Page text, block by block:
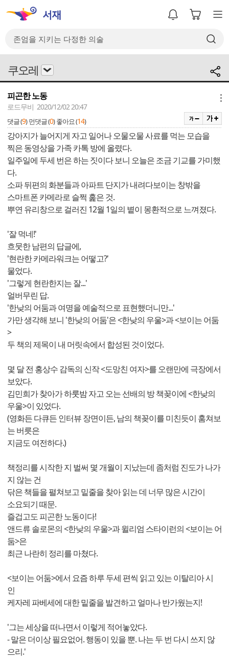
쿠오레
피곤한 노동
로드무비 2020/12/02 20:47
댓글 (9) 먼댓글 (0) 좋아요 (14)
강아지가 늘어지게 자고 일어나 오물오물 사료를 먹는 모습을
찍은 동영상을 가족 카톡 방에 올렸다.
일주일에 두세 번은 하는 짓이다 보니 오늘은 조금 기교를 가미했
다.
소파 뒤편의 화분들과 아파트 단지가 내려다보이는 창밖을
스마트폰 카메라로 슬쩍 훑은 것.
뿌연 유리창으로 걸러진 12월 1일의 볕이 몽환적으로 느껴졌다.
'잘 먹네!'
흐뭇한 남편의 답글에,
'현란한 카메라워크는 어떻고?'
물었다.
'그렇게 현란한지는 잘...'
얼버무린 답.
'한낮의 어둠과 여명을 예술적으로 표현했더니만...'
가만 생각해 보니 '한낮의 어둠'은 <한낮의 우울>과 <보이는 어둠
>
두 책의 제목이 내 머릿속에서 합성된 것이었다.
몇 달 전 홍상수 감독의 신작 <도망친 여자>를 오랜만에 극장에서
보았다.
김민희가 찾아가 하룻밤 자고 오는 선배의 방 책꽂이에 <한낮의
우울>이 있었다.
(영화든 다큐든 인터뷰 장면이든, 남의 책꽂이를 미친듯이 훔쳐보
는 버릇은
지금도 여전하다.)
책정리를 시작한 지 벌써 몇 개월이 지났는데 좀처럼 진도가 나가
지 않는 건
닦은 책들을 펼쳐보고 밑줄을 찾아 읽는 데 너무 많은 시간이
소요되기 때문.
즐겁고도 피곤한 노동이다!
앤드류 솔로몬의 <한낮의 우울>과 윌리엄 스타이런의 <보이는 어
둠>은
최근 나란히 정리를 마쳤다.
<보이는 어둠>에서 요즘 하루 두세 편씩 읽고 있는 이탈리아 시
인
케자레 파베세에 대한 밑줄을 발견하고 얼마나 반가웠는지!
'그는 세상을 떠나면서 이렇게 적어놓았다.
- 말은 더이상 필요없어. 행동이 있을 뿐. 나는 두 번 다시 쓰지 않
으리.'